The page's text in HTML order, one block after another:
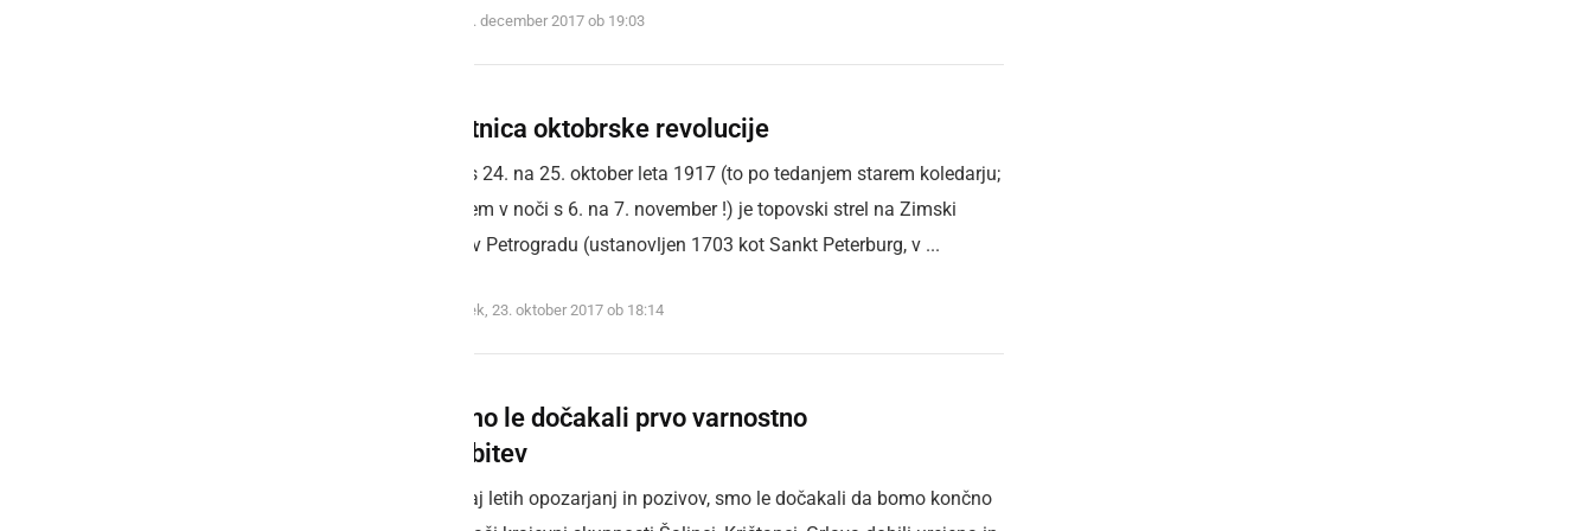
sreda, 27. december 2017 ob 19:03
Stoletnica oktobrske revolucije
V noči s 24. na 25. oktober leta 1917 (to po tedanjem starem koledarju;
po novem v noči s 6. na 7. november !) je topovski strel na Zimski
dvorec v Petrogradu (ustanovljen 1703 kot Sankt Peterburg, v ...
ponedeljek, 23. oktober 2017 ob 18:14
Pa smo le dočakali prvo varnostno
pridobitev
Po nekaj letih opozarjanj in pozivov, smo le dočakali da bomo končno